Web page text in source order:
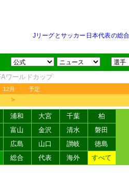
Jリーグとサッカー日本代表の総
ワールドカップ
12月 予定
＞
浦和 大宮 千葉
柏
富山 金沢 清水
磐田
広島 山口 讃岐
徳島
総合 代表 海外 すべて